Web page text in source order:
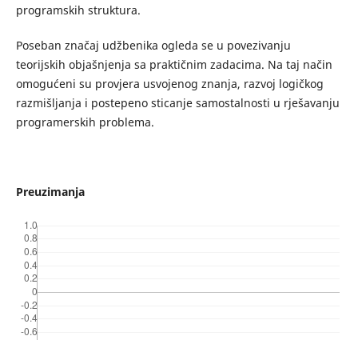
programskih struktura.
Poseban značaj udžbenika ogleda se u povezivanju
teorijskih objašnjenja sa praktičnim zadacima. Na taj način
omogućeni su provjera usvojenog znanja, razvoj logičkog
razmišljanja i postepeno sticanje samostalnosti u rješavanju
programerskih problema.
Preuzimanja